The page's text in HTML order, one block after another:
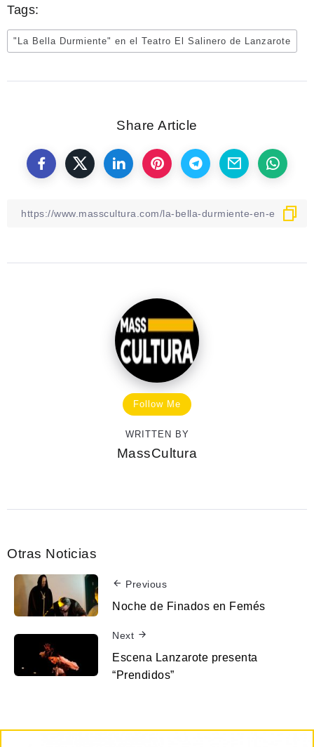
Tags:
"La Bella Durmiente" en el Teatro El Salinero de Lanzarote
Share Article
Follow Me
WRITTEN BY
MassCultura
Otras Noticias
Previous
Noche de Finados en Femés
Next
Escena Lanzarote presenta
“Prendidos”